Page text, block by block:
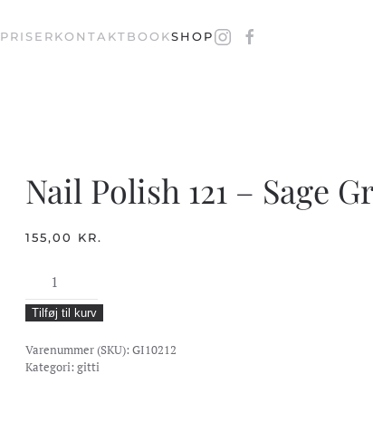
PRISERKONTAKTBOOKSHOP
Nail Polish 121 – Sage
155,00 KR.
Polish
121
-
Sage
Tilføj til kurv
Varenummer (SKU): GI10212
Kategori: gitti